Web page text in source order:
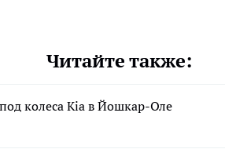
Читайте также:
колеса Kia в Йошкар-Оле